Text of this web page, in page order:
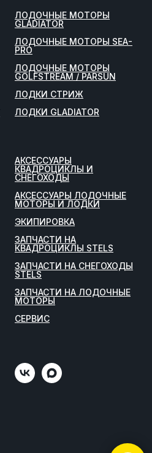
ЛОДОЧНЫЕ МОТОРЫ
GLADIATOR
ЛОДОЧНЫЕ МОТОРЫ SEA-
PRO
ЛОДОЧНЫЕ МОТОРЫ
GOLFSTREAM / PARSUN
ЛОДКИ СТРИЖ
ЛОДКИ GLADIATOR
АКСЕССУАРЫ
КВАДРОЦИКЛЫ И
СНЕГОХОДЫ
АКСЕССУАРЫ ЛОДОЧНЫЕ
МОТОРЫ И ЛОДКИ
ЭКИПИРОВКА
ЗАПЧАСТИ НА
КВАДРОЦИКЛЫ STELS
ЗАПЧАСТИ НА СНЕГОХОДЫ
STELS
ЗАПЧАСТИ НА ЛОДОЧНЫЕ
МОТОРЫ
СЕРВИС